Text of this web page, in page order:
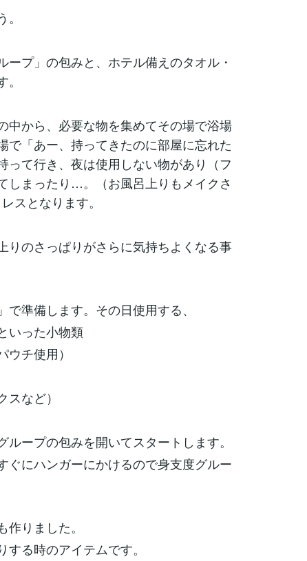
プ」の包みと、ホテル備えのタオル・
から、必要な物を集めてその場で浴場
で「あー、持ってきたのに部屋に忘れた
って行き、夜は使用しない物があり（フ
しまったり…。（お風呂上りもメイクさ
スとなります。
のさっぱりがさらに気持ちよくなる事
準備します。その日使用する、
った小物類
チ使用）
など）
ープの包みを開いてスタートします。
ぐにハンガーにかけるので身支度グルー
りました。
る時のアイテムです。